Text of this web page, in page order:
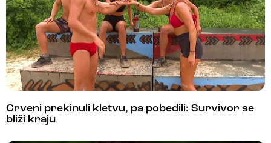
Crveni prekinuli kletvu, pa pobedili: Survivor se
bliži kraju